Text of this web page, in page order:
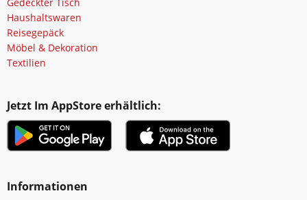
Haushaltswaren
Reisegepäck
Möbel & Dekoration
Textilien
Jetzt Im AppStore erhältlich:
Informationen